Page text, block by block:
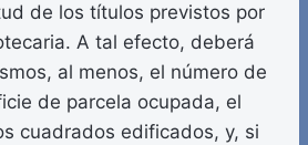
de los títulos previstos por
A tal efecto, deberá
al menos, el número de
de parcela ocupada, el
cuadrados edificados, y, si